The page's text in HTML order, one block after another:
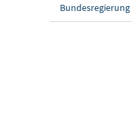
Bundesregierung